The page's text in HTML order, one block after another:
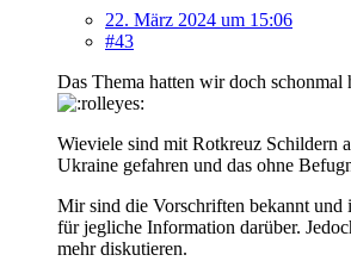
22. März 2024 um 15:06
#43
Das Thema hatten wir doch schonmal
Wieviele sind mit Rotkreuz Schildern
Ukraine gefahren und das ohne
Mir sind die Vorschriften bekannt und
für jegliche Information darüber.
mehr diskutieren.